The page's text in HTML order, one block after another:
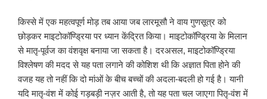
किस्से में एक महत्वपूर्ण मोड़ तब आया जब लारमूसौ ने वाय गुणसूत्र को
छोड़कर माइटोकॉण्ड्रिया पर ध्यान केंद्रित किया। माइटोकॉण्ड्रिया के मिलान
से मातृ-पूर्वज का वंशवृक्ष बनाया जा सकता है। दरअसल, माइटोकॉण्ड्रिया
विश्लेषण की मदद से यह पता लगाने की कोशिश थी कि अज्ञात पिता होने की
वजह यह तो नहीं कि दो मांओं के बीच बच्चों की अदला-बदली हो गई है। यानी
यदि मातृ-वंश में कोई गड़बड़ी नज़र आती है, तो यह पता चल जाएगा पितृ-वंश में